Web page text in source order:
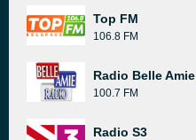
Top FM
106.8 FM
Radio Belle Amie
100.7 FM
Radio S3